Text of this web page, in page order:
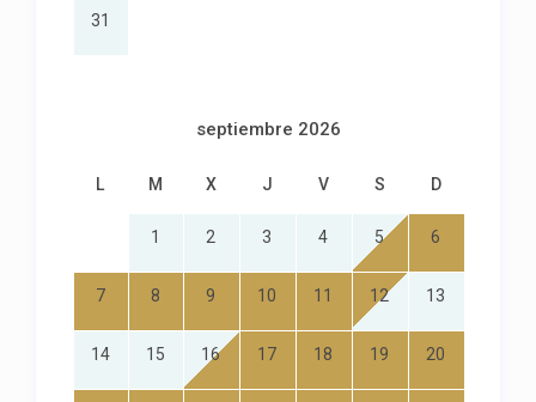
31
septiembre 2026
L M X J V S D
1 2 3 4 5 6
7 8 9 10 11 12 13
14 15 16 17 18 19 20